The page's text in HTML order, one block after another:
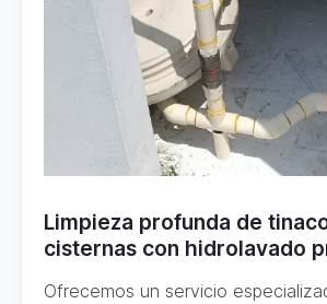
Limpieza profunda de
cisternas con hidrolavado
Ofrecemos un servicio